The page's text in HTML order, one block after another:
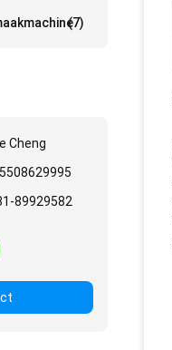
(7)
Cheng
89929582